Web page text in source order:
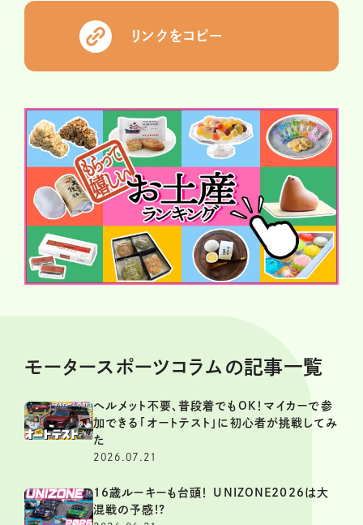
リンクをコピー
モータースポーツコラムの記事一覧
ヘルメット不要、普段着でもOK！マイカーで参
加できる「オートテスト」に初心者が挑戦してみ
た
2026.07.21
16歳ルーキーも台頭！ UNIZONE2026は大
混戦の予感!?